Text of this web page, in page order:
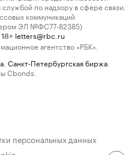
по надзору в сфере связи,
коммуникаций
ЭЛ №ФС77-82385)
18+ letters@rbc.ru
агентство «РБК».
Санкт-Петербургская биржа
Cbonds.
персональных данных